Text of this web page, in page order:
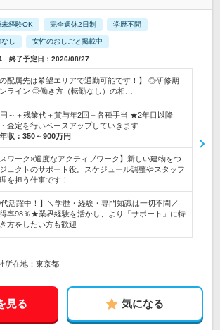
経験OK 完全週休2日制 学歴不問
し 女性のおしごと掲載中
終了予定日：2026/08/27
の配属先は希望エリアで通勤可能です！】 ◎研修期
ライン ◎働き方（転勤なし）の相…
円～＋残業代＋賞与年2回＋各種手当 ★2年目以降
査定を行いベースアップしていきます…
収： 350～900万円
スワーク×適度なアクティブワーク】新しい建物をつ
ェクトのサポート役。スケジュール調整やスタッフ
を担う仕事です！
代活躍中！】＼学歴・経験・専門知識は一切不問／
率98％★業界経験を活かし、より「サポート」に特
方をしたい方も歓迎
所在地：東京都
見る 気になる